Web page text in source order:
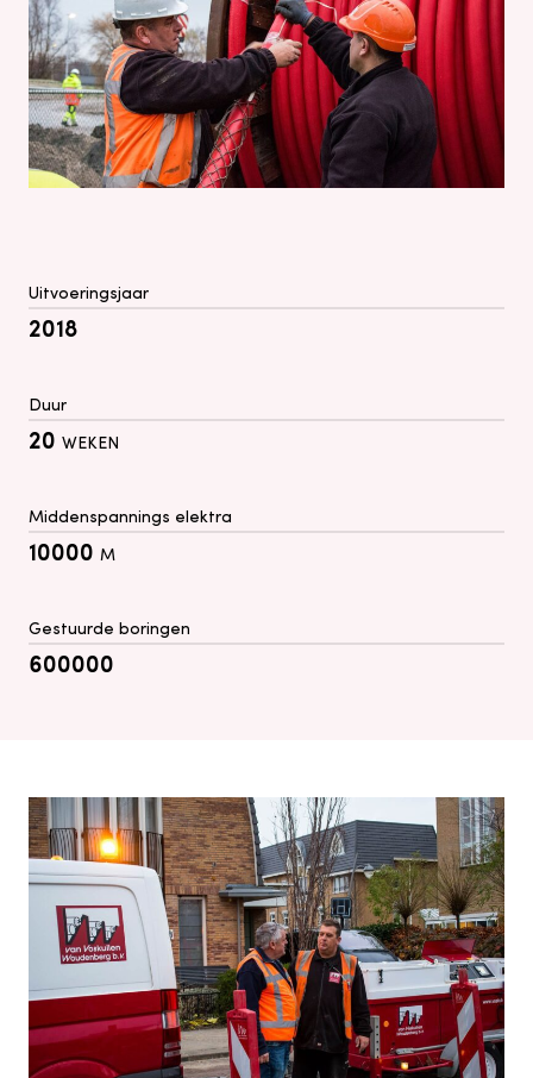
Uitvoeringsjaar
2018
Duur
20 WEKEN
Middenspannings elektra
10000 M
Gestuurde boringen
600000